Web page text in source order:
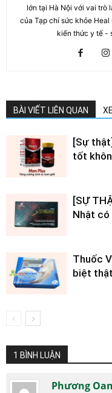
lớn tại Hà Nội với vai trò
của Tạp chí sức khỏe
kiến thức y tế -
BÀI VIẾT LIÊN QUAN
[Sự
tốt
[SỰ
Nhật
Thuốc
biệt
1 BÌNH LUẬN
Phương